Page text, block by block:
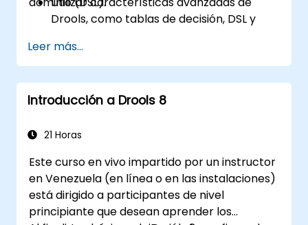
Drools, como tablas de decisión, DSL y
Integrar Drools sin fisuras con
aplicaciones empresariales y sistemas
externos.
Implementar mecanismos robustos de
el desarrollo de reglas.
escalables basadas en Drools que
satisfagan las necesidades
empresariales.
Leer más...
Introducción a Drools 8
21 Horas
Este curso en vivo impartido por un instructor
en Venezuela (en línea o en las instalaciones)
está dirigido a participantes de nivel
principiante que desean aprender los